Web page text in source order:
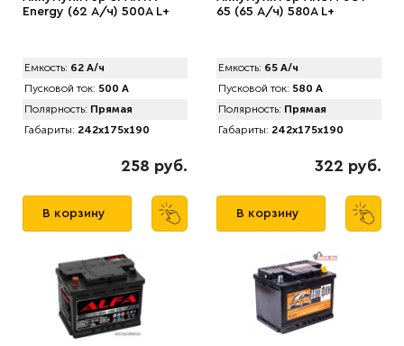
Energy (62 А/ч) 500A L+
Емкость: 62 А/ч
Пусковой ток: 500 А
Полярность: Прямая
Габариты: 242x175x190
258 руб.
В корзину
65 (65 А/ч) 580А L+
Емкость: 65 А/ч
Пусковой ток: 580 А
Полярность: Прямая
Габариты: 242x175x190
322 руб.
В корзину